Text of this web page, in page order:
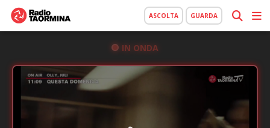
ASCOLTA GUARDA
IN ONDA